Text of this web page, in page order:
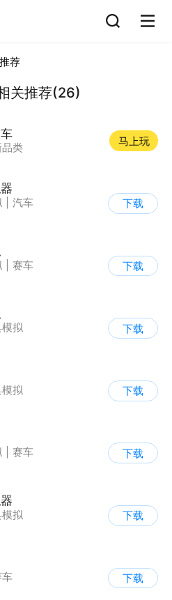
荐
关推荐(26)
类
马上玩
汽车
下载
赛车
下载
拟
下载
拟
下载
赛车
下载
拟
下载
车
下载